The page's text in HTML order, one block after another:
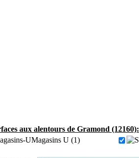
aux alentours de Gramond (12160):
Magasins U (1)